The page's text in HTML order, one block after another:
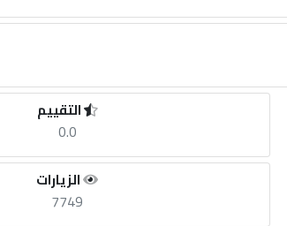
التقييم
0.0
الزيارات
7749